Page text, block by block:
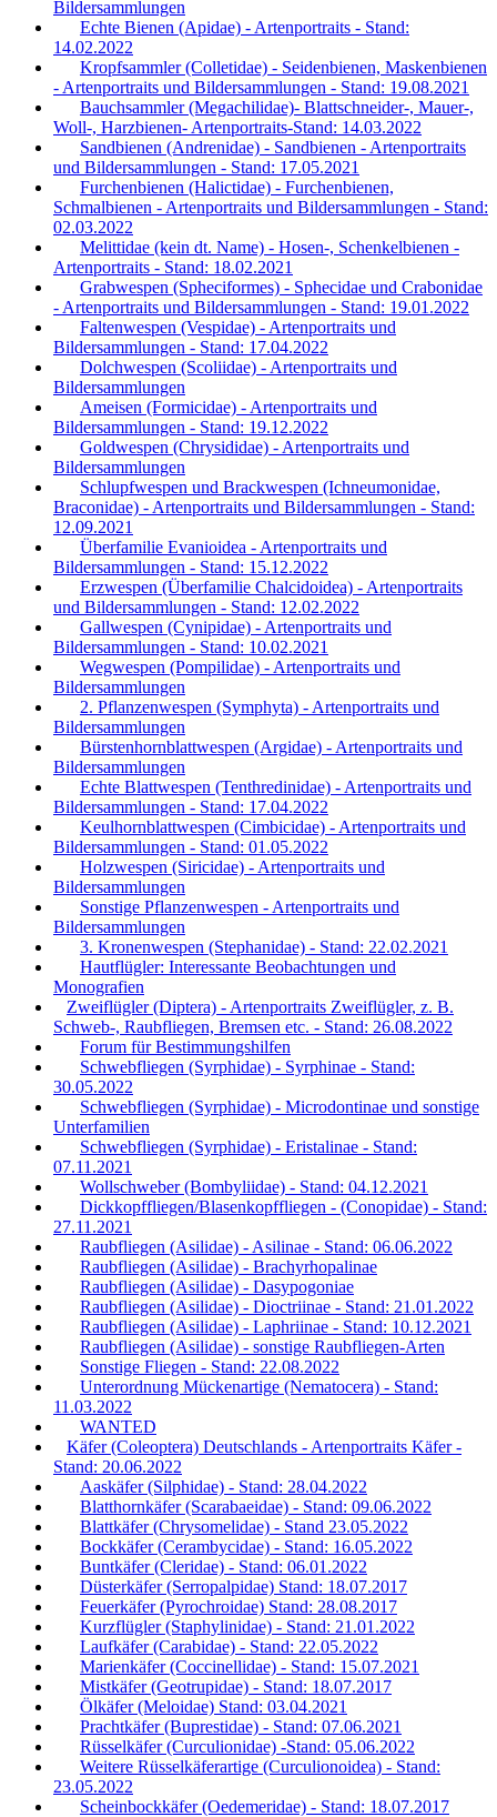
Bildersammlungen
Echte Bienen (Apidae) - Artenportraits - Stand:
14.02.2022
Kropfsammler (Colletidae) - Seidenbienen, Maskenbienen
- Artenportraits und Bildersammlungen - Stand: 19.08.2021
Bauchsammler (Megachilidae)- Blattschneider-, Mauer-,
Woll-, Harzbienen- Artenportraits-Stand: 14.03.2022
Sandbienen (Andrenidae) - Sandbienen - Artenportraits
und Bildersammlungen - Stand: 17.05.2021
Furchenbienen (Halictidae) - Furchenbienen,
Schmalbienen - Artenportraits und Bildersammlungen - Stand:
02.03.2022
Melittidae (kein dt. Name) - Hosen-, Schenkelbienen -
Artenportraits - Stand: 18.02.2021
Grabwespen (Spheciformes) - Sphecidae und Crabonidae
- Artenportraits und Bildersammlungen - Stand: 19.01.2022
Faltenwespen (Vespidae) - Artenportraits und
Bildersammlungen - Stand: 17.04.2022
Dolchwespen (Scoliidae) - Artenportraits und
Bildersammlungen
Ameisen (Formicidae) - Artenportraits und
Bildersammlungen - Stand: 19.12.2022
Goldwespen (Chrysididae) - Artenportraits und
Bildersammlungen
Schlupfwespen und Brackwespen (Ichneumonidae,
Braconidae) - Artenportraits und Bildersammlungen - Stand:
12.09.2021
Überfamilie Evanioidea - Artenportraits und
Bildersammlungen - Stand: 15.12.2022
Erzwespen (Überfamilie Chalcidoidea) - Artenportraits
und Bildersammlungen - Stand: 12.02.2022
Gallwespen (Cynipidae) - Artenportraits und
Bildersammlungen - Stand: 10.02.2021
Wegwespen (Pompilidae) - Artenportraits und
Bildersammlungen
2. Pflanzenwespen (Symphyta) - Artenportraits und
Bildersammlungen
Bürstenhornblattwespen (Argidae) - Artenportraits und
Bildersammlungen
Echte Blattwespen (Tenthredinidae) - Artenportraits und
Bildersammlungen - Stand: 17.04.2022
Keulhornblattwespen (Cimbicidae) - Artenportraits und
Bildersammlungen - Stand: 01.05.2022
Holzwespen (Siricidae) - Artenportraits und
Bildersammlungen
Sonstige Pflanzenwespen - Artenportraits und
Bildersammlungen
3. Kronenwespen (Stephanidae) - Stand: 22.02.2021
Hautflügler: Interessante Beobachtungen und
Monografien
Zweiflügler (Diptera) - Artenportraits Zweiflügler, z. B.
Schweb-, Raubfliegen, Bremsen etc. - Stand: 26.08.2022
Forum für Bestimmungshilfen
Schwebfliegen (Syrphidae) - Syrphinae - Stand:
30.05.2022
Schwebfliegen (Syrphidae) - Microdontinae und sonstige
Unterfamilien
Schwebfliegen (Syrphidae) - Eristalinae - Stand:
07.11.2021
Wollschweber (Bombyliidae) - Stand: 04.12.2021
Dickkopffliegen/Blasenkopffliegen - (Conopidae) - Stand:
27.11.2021
Raubfliegen (Asilidae) - Asilinae - Stand: 06.06.2022
Raubfliegen (Asilidae) - Brachyrhopalinae
Raubfliegen (Asilidae) - Dasypogoniae
Raubfliegen (Asilidae) - Dioctriinae - Stand: 21.01.2022
Raubfliegen (Asilidae) - Laphriinae - Stand: 10.12.2021
Raubfliegen (Asilidae) - sonstige Raubfliegen-Arten
Sonstige Fliegen - Stand: 22.08.2022
Unterordnung Mückenartige (Nematocera) - Stand:
11.03.2022
WANTED
Käfer (Coleoptera) Deutschlands - Artenportraits Käfer -
Stand: 20.06.2022
Aaskäfer (Silphidae) - Stand: 28.04.2022
Blatthornkäfer (Scarabaeidae) - Stand: 09.06.2022
Blattkäfer (Chrysomelidae) - Stand 23.05.2022
Bockkäfer (Cerambycidae) - Stand: 16.05.2022
Buntkäfer (Cleridae) - Stand: 06.01.2022
Düsterkäfer (Serropalpidae) Stand: 18.07.2017
Feuerkäfer (Pyrochroidae) Stand: 28.08.2017
Kurzflügler (Staphylinidae) - Stand: 21.01.2022
Laufkäfer (Carabidae) - Stand: 22.05.2022
Marienkäfer (Coccinellidae) - Stand: 15.07.2021
Mistkäfer (Geotrupidae) - Stand: 18.07.2017
Ölkäfer (Meloidae) Stand: 03.04.2021
Prachtkäfer (Buprestidae) - Stand: 07.06.2021
Rüsselkäfer (Curculionidae) -Stand: 05.06.2022
Weitere Rüsselkäferartige (Curculionoidea) - Stand:
23.05.2022
Scheinbockkäfer (Oedemeridae) - Stand: 18.07.2017